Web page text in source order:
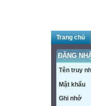
Trang chủ
ĐĂNG
Tên truy
Mật khẩu
Ghi nhớ